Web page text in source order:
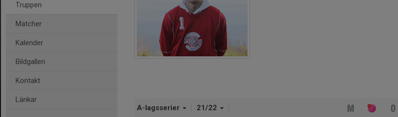
Truppen
Matcher
Kalender
Bildgalleri
Kontakt
Länkar
A-lagsserier 21/22